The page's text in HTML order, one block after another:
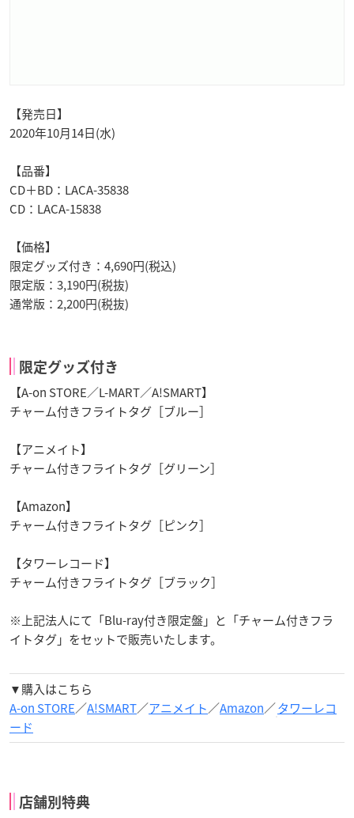
【発売日】
2020年10月14日(水)
【品番】
CD＋BD：LACA-35838
CD：LACA-15838
【価格】
限定グッズ付き：4,690円(税込)
限定版：3,190円(税抜)
通常版：2,200円(税抜)
限定グッズ付き
【A-on STORE／L-MART／A!SMART】
チャーム付きフライトタグ［ブルー］
【アニメイト】
チャーム付きフライトタグ［グリーン］
【Amazon】
チャーム付きフライトタグ［ピンク］
【タワーレコード】
チャーム付きフライトタグ［ブラック］
※上記法人にて「Blu-ray付き限定盤」と「チャーム付きフラ
イトタグ」をセットで販売いたします。
▼購入はこちら
A-on STORE／A!SMART／アニメイト／Amazon／タワーレコ
ード
店舗別特典